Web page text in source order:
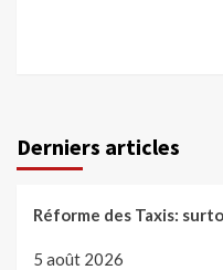
Derniers articles
Réforme des Taxis:
5 août 2026